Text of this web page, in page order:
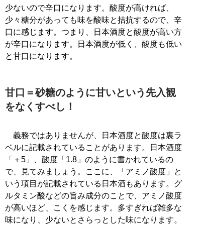
少ないので辛口になります。酸度が高ければ、
少々糖分があっても味を酸味と拮抗するので、辛
口に感じます。つまり、日本酒度と酸度が高い方
が辛口になります。日本酒度が低く、酸度も低い
と甘口になります。
甘口＝砂糖のように甘いという先入観
をなくすべし！
義務ではありませんが、日本酒度と酸度は裏ラ
ベルに記載されていることがあります。日本酒度
「＋5」、酸度「1.8」のように書かれているの
で、見てみましょう。ここに、「アミノ酸度」と
いう項目が記載されている日本酒もあります。グ
ルタミン酸などの旨み成分のことで、アミノ酸度
が高いほど、こくを感じます。多すぎれば雑多な
味になり、少ないとさらっとした味になります。